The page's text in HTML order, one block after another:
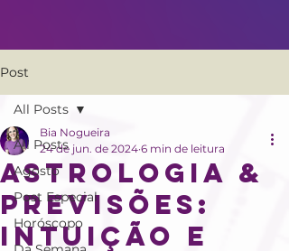
Post
All Posts
Agosto
Post Especial
Horóscopo
All Posts
Astrologia &
Previsões:
Intuição e
Bia Nogueira
24 de jun. de 2024 6 min de leitura